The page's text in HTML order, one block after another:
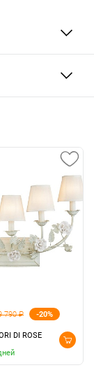
790 ₽ -20%
DI ROSE